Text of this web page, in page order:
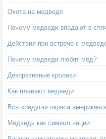
Охота на медведя
Почему медведи впадают в
Действия при встрече с
Почему медведи любят мёд?
Декоративные кролики
Как плавают медведи
Вся «радуга» окраса
Медведь как символ нации